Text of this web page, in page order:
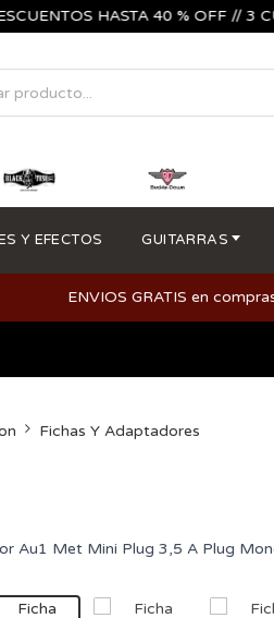
HASTA 40 % OFF // 3
Y EFECTOS GUITARRAS
ENVIOS GRATIS en
Fichas Y Adaptadores